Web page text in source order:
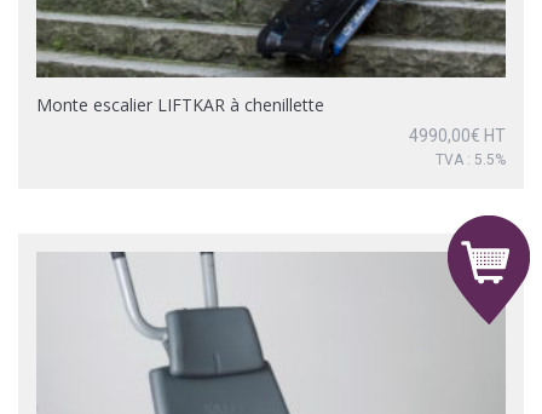
Monte escalier LIFTKAR à chenillette
4990,00€ HT
TVA : 5.5%